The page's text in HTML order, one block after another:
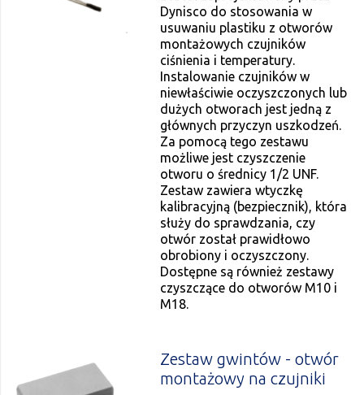
Dynisco do stosowania w
usuwaniu plastiku z otworów
montażowych czujników
ciśnienia i temperatury.
Instalowanie czujników w
niewłaściwie oczyszczonych lub
dużych otworach jest jedną z
głównych przyczyn uszkodzeń.
Za pomocą tego zestawu
możliwe jest czyszczenie
otworu o średnicy 1/2 UNF.
Zestaw zawiera wtyczkę
kalibracyjną (bezpiecznik), która
służy do sprawdzania, czy
otwór został prawidłowo
obrobiony i oczyszczony.
Dostępne są również zestawy
czyszczące do otworów M10 i
M18.
Zestaw gwintów - otwór
montażowy na czujniki